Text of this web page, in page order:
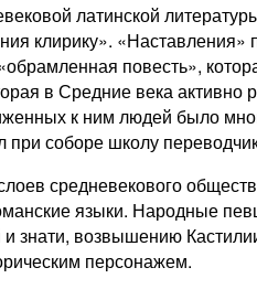
латинской
клирику».
повесть»,
в Средние века
к ним людей было
при соборе школу
средневекового
языки. Народные
знати, возвышению
персонажем.